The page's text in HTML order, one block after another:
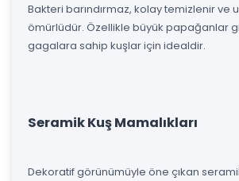
Bakteri barındırmaz, kolay temizlenir ve
ömürlüdür. Özellikle büyük papağanlar
gagalara sahip kuşlar için idealdir.
Seramik Kuş Mamalıkları
Dekoratif görünümüyle öne çıkan